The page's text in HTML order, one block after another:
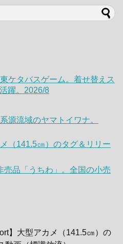
ケタバスゲーム。着せ替えス
躍。2026/8
源流域のヤマトイワナ。
（141.5㎝）のタグ＆リリー
売品「うちわ」。全国の小売
】大型アカメ（141.5㎝）の